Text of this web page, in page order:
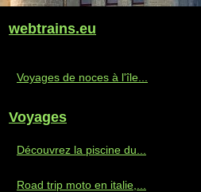
webtrains.eu
Voyages de noces à l'île...
Voyages
Découvrez la piscine du...
Road trip moto en italie,...